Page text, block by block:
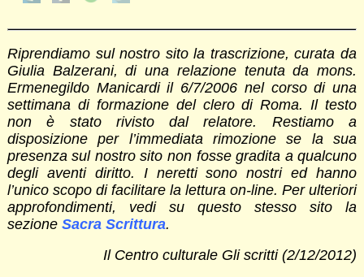
Riprendiamo sul nostro sito la trascrizione, curata da
Giulia Balzerani, di una relazione tenuta da mons.
Ermenegildo Manicardi il 6/7/2006 nel corso di una
settimana di formazione del clero di Roma. Il testo
non è stato rivisto dal relatore. Restiamo a
disposizione per l’immediata rimozione se la sua
presenza sul nostro sito non fosse gradita a qualcuno
degli aventi diritto. I neretti sono nostri ed hanno
l’unico scopo di facilitare la lettura on-line. Per ulteriori
approfondimenti, vedi su questo stesso sito la
sezione Sacra Scrittura.
Il Centro culturale Gli scritti (2/12/2012)